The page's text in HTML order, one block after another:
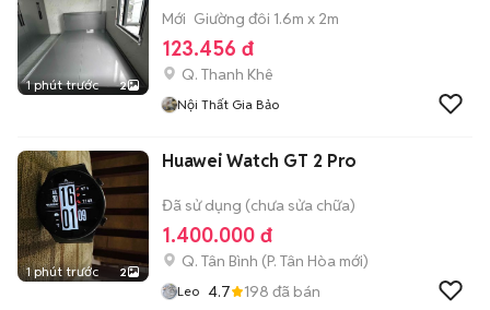
1 phút trước 2
Mới Giường đôi 1.6m x 2m
123.456 đ
Q. Thanh Khê
Nội Thất Gia Bảo
1 phút trước 2
Huawei Watch GT 2 Pro
Đã sử dụng (chưa sửa chữa)
1.400.000 đ
Q. Tân Bình (P. Tân Hòa mới)
Leo 4.7 198 đã bán